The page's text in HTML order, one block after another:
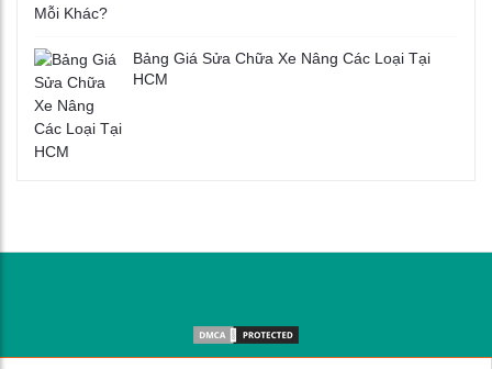
Bảng Giá Sửa Chữa Xe Nâng Các Loại Tại
HCM